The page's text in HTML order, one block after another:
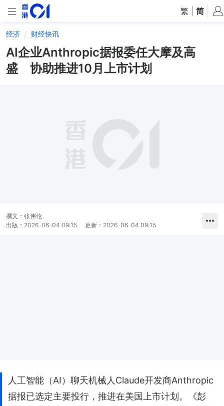
繁 简
经济 财经快讯
AI企业Anthropic据报委任大摩及高
盛 协助推进10月上市计划
撰文： 张伟伦
出版： 2026-06-04 09:15 更新： 2026-06-04 09:15
人工智能（AI）聊天机械人Claude开发商Anthropic
据报已选定主要投行，推进在美国上市计划。《彭